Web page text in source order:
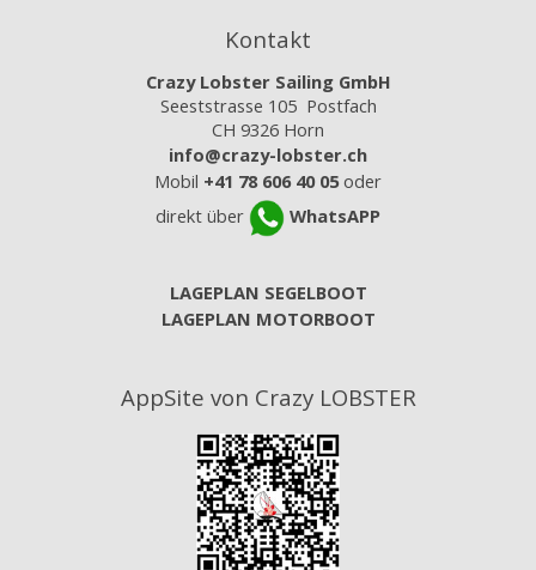
Kontakt
Crazy Lobster Sailing GmbH
Seeststrasse 105 Postfach
CH 9326 Horn
info@crazy-lobster.ch
Mobil +41 78 606 40 05oder
direkt über
WhatsAPP
LAGEPLAN SEGELBOOT
LAGEPLAN MOTORBOOT
AppSite von Crazy LOBSTER